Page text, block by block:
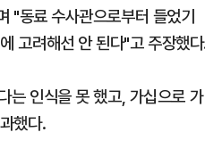
"동료 수사관으로부터 들었기
고려해선 안 된다"고 주장했
는 인식을 못 했고, 가십으로 가
했다.